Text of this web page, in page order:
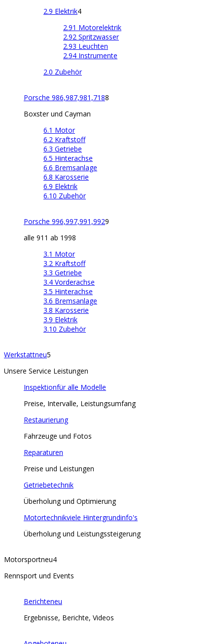
2.9 Elektrik4
2.91 Motorelektrik
2.92 Spritzwasser
2.93 Leuchten
2.94 Instrumente
2.0 Zubehör
Porsche 986,987,981,7188
Boxster und Cayman
6.1 Motor
6.2 Kraftstoff
6.3 Getriebe
6.5 Hinterachse
6.6 Bremsanlage
6.8 Karosserie
6.9 Elektrik
6.10 Zubehör
Porsche 996,997,991,9929
alle 911 ab 1998
3.1 Motor
3.2 Kraftstoff
3.3 Getriebe
3.4 Vorderachse
3.5 Hinterachse
3.6 Bremsanlage
3.8 Karosserie
3.9 Elektrik
3.10 Zubehör
Werkstattneu5
Unsere Service Leistungen
Inspektionfür alle Modelle
Preise, Intervalle, Leistungsumfang
Restaurierung
Fahrzeuge und Fotos
Reparaturen
Preise und Leistungen
Getriebetechnik
Überholung und Optimierung
Motortechnikviele Hintergrundinfo's
Überholung und Leistungssteigerung
Motorsportneu4
Rennsport und Events
Berichteneu
Ergebnisse, Berichte, Videos